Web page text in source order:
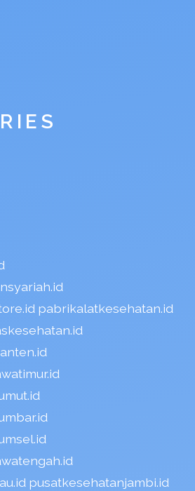
pabrikalatkesehatan.id
pusatkesehatanjambi.id